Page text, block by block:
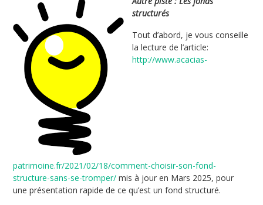
structurés
Tout d’abord, je vous conseille
la lecture de l’article:
http://www.acacias-
patrimoine.fr/2021/02/18/comment-choisir-son-fond-
structure-sans-se-tromper/ mis à jour en Mars 2025, pour
une présentation rapide de ce qu’est un fond structuré.